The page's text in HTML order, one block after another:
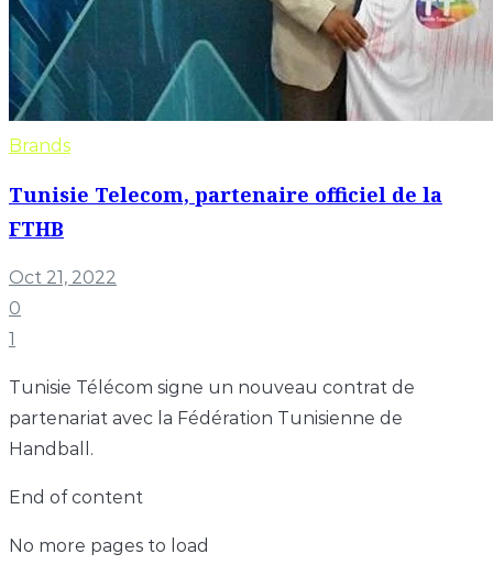
Brands
Tunisie Telecom, partenaire officiel de la
FTHB
Oct 21, 2022
0
1
Tunisie Télécom signe un nouveau contrat de
partenariat avec la Fédération Tunisienne de
Handball.
End of content
No more pages to load